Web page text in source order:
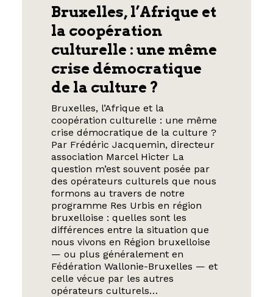
Bruxelles, l’Afrique et
la coopération
culturelle : une même
crise démocratique
de la culture ?
Bruxelles, l’Afrique et la
coopération culturelle : une même
crise démocratique de la culture ?
Par Frédéric Jacquemin, directeur
association Marcel Hicter La
question m’est souvent posée par
des opérateurs culturels que nous
formons au travers de notre
programme Res Urbis en région
bruxelloise : quelles sont les
différences entre la situation que
nous vivons en Région bruxelloise
— ou plus généralement en
Fédération Wallonie-Bruxelles — et
celle vécue par les autres
opérateurs culturels…